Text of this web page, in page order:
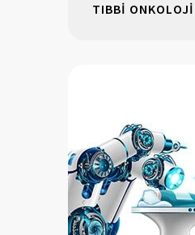
TIBBİ ONKOLOJİ